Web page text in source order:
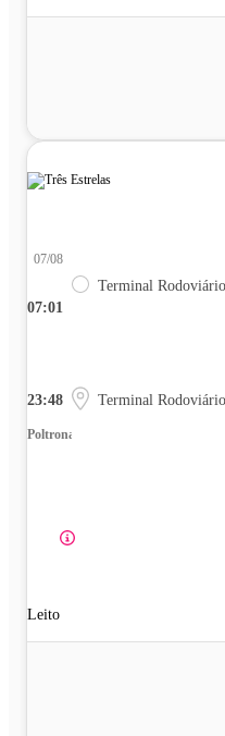
07:01
07/08
Terminal
23:48 Terminal
Poltrona
Leito